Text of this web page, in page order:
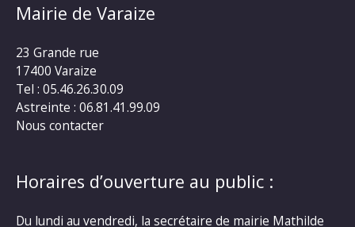
Mairie de Varaize
23 Grande rue
17400 Varaize
Tel : 05.46.26.30.09
Astreinte : 06.81.41.99.09
Nous contacter
Horaires d’ouverture au public :
Du lundi au vendredi, la secrétaire de mairie Mathilde